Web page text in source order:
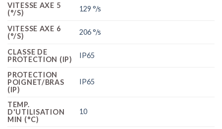
VITESSE AXE 5
(°/S)
129 °/s
VITESSE AXE 6
(°/S)
206 °/s
CLASSE DE
PROTECTION (IP)
IP65
PROTECTION
POIGNET/BRAS
(IP)
IP65
TEMP.
D'UTILISATION
MIN (°C)
10